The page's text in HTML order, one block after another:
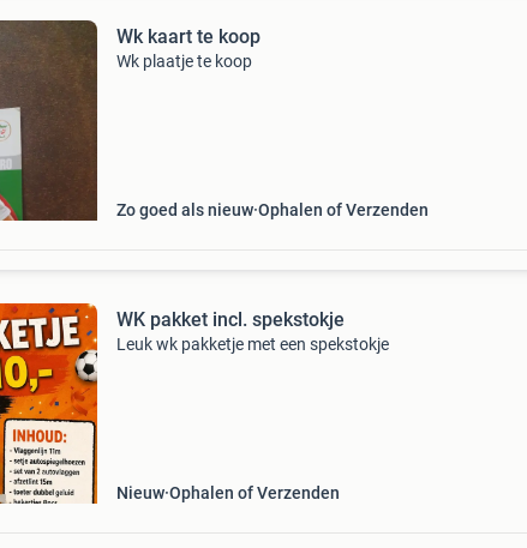
Wk kaart te koop
Wk plaatje te koop
Zo goed als nieuw Ophalen of Verzenden
WK pakket incl. spekstokje
Leuk wk pakketje met een spekstokje
Nieuw Ophalen of Verzenden